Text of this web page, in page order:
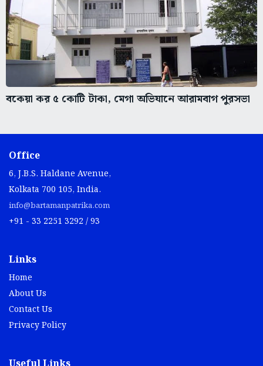
বকেয়া কর ৫ কোটি টাকা, মেগা অভিযানে আরামবাগ পুরসভা
Office
6, J.B.S. Haldane Avenue,
Kolkata 700 105, India.
info@bartamanpatrika.com
+91 - 33 2251 3292 / 93
Links
Home
About Us
Contact Us
Privacy Policy